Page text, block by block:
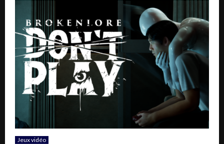
Jeux vidéo